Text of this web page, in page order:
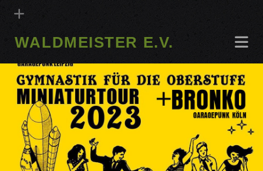
WALDMEISTER E.V.